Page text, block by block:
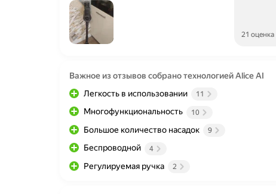
21 оценка
Важное из отзывов собрано технологией Alice AI
Легкость в использовании
11
Многофункциональность 10
Большое количество насадок 9
Беспроводной 4
Регулируемая ручка 2